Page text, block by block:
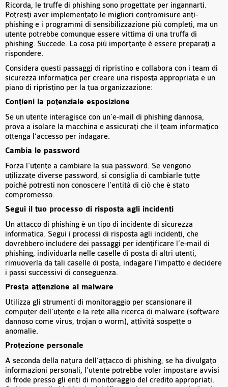
Ricorda, le truffe di phishing sono progettate per ingannarti.
Potresti aver implementato le migliori contromisure anti-
phishing e i programmi di sensibilizzazione più completi, ma un
utente potrebbe comunque essere vittima di una truffa di
phishing. Succede. La cosa più importante è essere preparati a
rispondere.
Considera questi passaggi di ripristino e collabora con i team di
sicurezza informatica per creare una risposta appropriata e un
piano di ripristino per la tua organizzazione:
Contieni la potenziale esposizione
Se un utente interagisce con un’e-mail di phishing dannosa,
prova a isolare la macchina e assicurati che il team informatico
ottenga l’accesso per indagare.
Cambia le password
Forza l’utente a cambiare la sua password. Se vengono
utilizzate diverse password, si consiglia di cambiarle tutte
poiché potresti non conoscere l’entità di ciò che è stato
compromesso.
Segui il tuo processo di risposta agli incidenti
Un attacco di phishing è un tipo di incidente di sicurezza
informatica. Segui i processi di risposta agli incidenti, che
dovrebbero includere dei passaggi per identificare l’e-mail di
phishing, individuarla nelle caselle di posta di altri utenti,
rimuoverla da tali caselle di posta, indagare l’impatto e decidere
i passi successivi di conseguenza.
Presta attenzione al malware
Utilizza gli strumenti di monitoraggio per scansionare il
computer dell’utente e la rete alla ricerca di malware (software
dannoso come virus, trojan o worm), attività sospette o
anomalie.
Protezione personale
A seconda della natura dell’attacco di phishing, se ha divulgato
informazioni personali, l’utente potrebbe voler impostare avvisi
di frode presso gli enti di monitoraggio del credito appropriati.